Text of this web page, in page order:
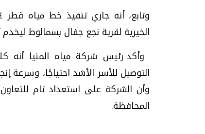
الخيرية لقرية نجع جفال بسمالوط ليخدم أكثر من ١٠٠ أسرة من الأسر
وأكد رئيس شركة مياه المنيا أنه
التوصيل للأسر الأشد احتياجًا، وسرعة
وأن الشركة على استعداد تام
المحافظة.